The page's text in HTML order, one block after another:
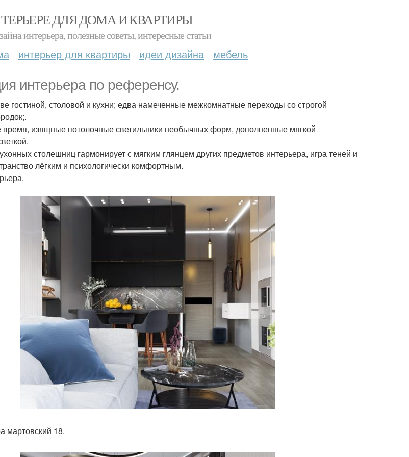
ДЛЯ ДОМА И КВАРТИРЫ
интерьера, полезные советы, интересные статьи
интерьер для квартиры идеи дизайна мебель
интерьера по референсу.
гостиной, столовой и кухни; едва намеченные межкомнатные переходы со строгой
изящные потолочные светильники необычных форм, дополненные мягкой
столешниц гармонирует с мягким глянцем других предметов интерьера, игра теней и
лёгким и психологически комфортным.
мартовский 18.